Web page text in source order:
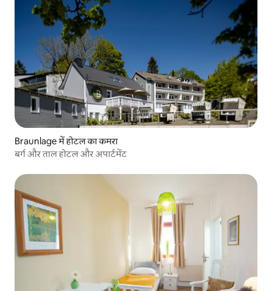
Braunlage में होटल का कमरा
बर्ग और ताल होटल और अपार्टमेंट